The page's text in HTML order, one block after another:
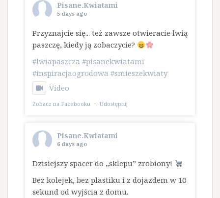
Pisane.Kwiatami
5 days ago
Przyznajcie się... też zawsze otwieracie lwią
paszczę, kiedy ją zobaczycie?
#lwiapaszcza #pisanekwiatami
#inspiracjaogrodowa #smieszekwiaty
Video
Zobacz na Facebooku · Udostępnij
Pisane.Kwiatami
6 days ago
Dzisiejszy spacer do „sklepu” zrobiony!
Bez kolejek, bez plastiku i z dojazdem w 10
sekund od wyjścia z domu.